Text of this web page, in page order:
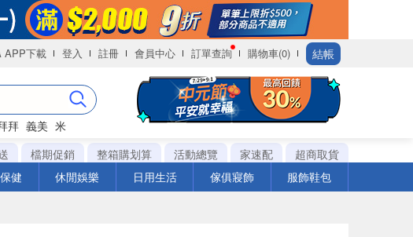
APP下載 登入 註冊 會員中心 訂單查詢 購物車(0) 結帳
拜 義美 米
檔期促銷 整箱購划算 活動總覽 家速配
超商取貨
健 休閒娛樂 日用生活 傢俱寢飾 服飾鞋包